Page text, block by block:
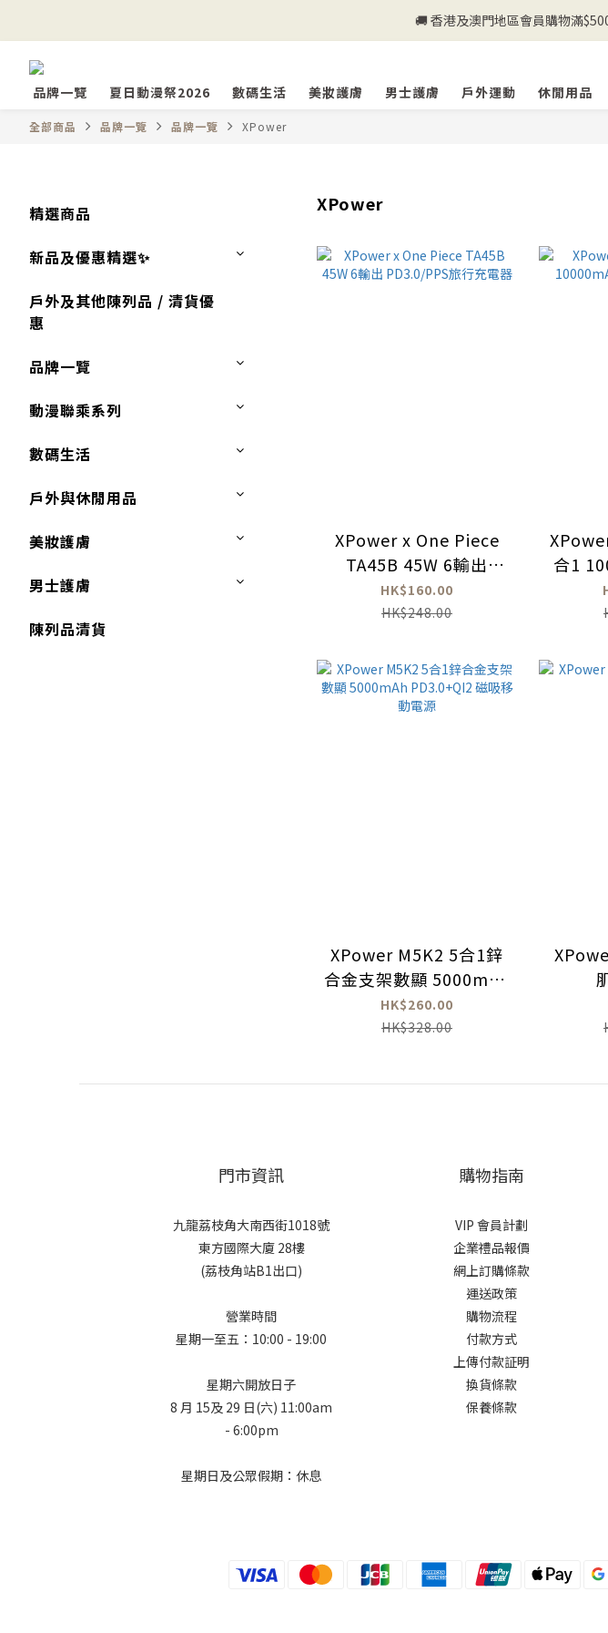
💰新登記會
🚚 香港及澳門地區會員購物滿
品牌一覽
夏日動漫祭2026 數碼生活 美妝護膚 男士護膚 戶外運動 休閒用品
全部商品 品牌一覽 品牌一覽 XPower
精選商品
新品及優惠精選✨
戶外及其他陳列品 / 清貨優
惠
品牌一覽
動漫聯乘系列
數碼生活
戶外與休閒用品
美妝護膚
男士護膚
陳列品清貨
XPower
XPower x One Piece
TA45B 45W 6輸出
PD3.0/PPS旅行充電器
HK$160.00
HK$248.00
合1
顯
XPower M5K2 5合1鋅
合金支架數顯 5000mAh
PD3.0+QI2 磁吸移動電
源
HK$260.00
HK$328.00
門市資訊
九龍荔枝角大南西街1018號
東方國際大廈 28樓
(荔枝角站B1出口)
營業時間
星期一至五：10:00 - 19:00
星期六開放日子
8 月 15及 29 日(六) 11:00am
- 6:00pm
星期日及公眾假期：休息
購物指南
VIP 會員計劃
企業禮品報價
網上訂購條款
運送政策
購物流程
付款方式
上傳付款証明
換貨條款
保養條款